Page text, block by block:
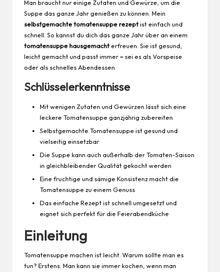
Man braucht nur einige Zutaten und Gewürze, um die
Suppe das ganze Jahr genießen zu können. Mein
selbstgemachte tomatensuppe rezeptist einfach und
schnell. So kannst du dich das ganze Jahr über an einem
tomatensuppe hausgemachterfreuen. Sie istgesund
leicht gemacht und passt immer– sei es als Vorspeise
oder als schnelles Abendessen.
Schlüsselerkenntnisse
Mit wenigen Zutaten und Gewürzen lässt sich eine
leckere Tomatensuppe ganzjährig zubereiten
Selbstgemachte Tomatensuppe ist gesund und
vielseitig einsetzbar
Die Suppe kann auch außerhalb der Tomaten-Saison
in gleichbleibender Qualität gekocht werden
Eine fruchtige und sämige Konsistenz macht die
Tomatensuppe zu einem Genuss
Das einfache Rezept ist schnell umgesetzt und
eignet sich perfekt für die Feierabendküche
Einleitung
Tomatensuppe machen ist leicht. Warum sollte man es
tun? Erstens: Man kann sie immer kochen, wenn man